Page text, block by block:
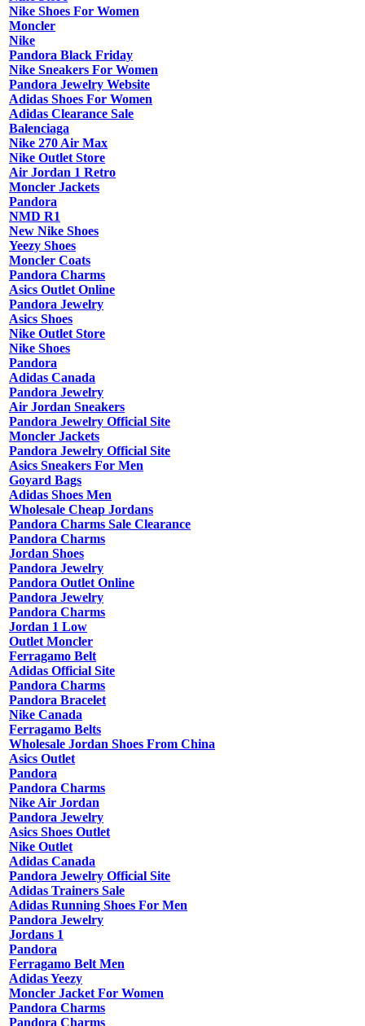
Nike Shoes For Women
Moncler
Nike
Pandora Black Friday
Nike Sneakers For Women
Pandora Jewelry Website
Adidas Shoes For Women
Adidas Clearance Sale
Balenciaga
Nike 270 Air Max
Nike Outlet Store
Air Jordan 1 Retro
Moncler Jackets
Pandora
NMD R1
New Nike Shoes
Yeezy Shoes
Moncler Coats
Pandora Charms
Asics Outlet Online
Pandora Jewelry
Asics Shoes
Nike Outlet Store
Nike Shoes
Pandora
Adidas Canada
Pandora Jewelry
Air Jordan Sneakers
Pandora Jewelry Official Site
Moncler Jackets
Pandora Jewelry Official Site
Asics Sneakers For Men
Goyard Bags
Adidas Shoes Men
Wholesale Cheap Jordans
Pandora Charms Sale Clearance
Pandora Charms
Jordan Shoes
Pandora Jewelry
Pandora Outlet Online
Pandora Jewelry
Pandora Charms
Jordan 1 Low
Outlet Moncler
Ferragamo Belt
Adidas Official Site
Pandora Charms
Pandora Bracelet
Nike Canada
Ferragamo Belts
Wholesale Jordan Shoes From China
Asics Outlet
Pandora
Pandora Charms
Nike Air Jordan
Pandora Jewelry
Asics Shoes Outlet
Nike Outlet
Adidas Canada
Pandora Jewelry Official Site
Adidas Trainers Sale
Adidas Running Shoes For Men
Pandora Jewelry
Jordans 1
Pandora
Ferragamo Belt Men
Adidas Yeezy
Moncler Jacket For Women
Pandora Charms
Pandora Charms